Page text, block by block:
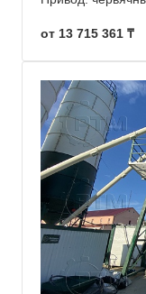
от 13 715 361 ₸